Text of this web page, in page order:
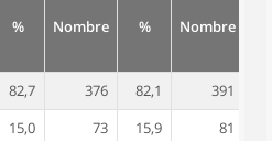
% Nombre % Nombre
82,7 376 82,1 391
15,0 73 15,9 81